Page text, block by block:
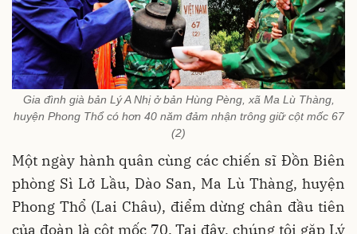
Gia đình già bản Lý A Nhị ở bản Hùng Pèng, xã Ma Lù Thàng,
huyện Phong Thổ có hơn 40 năm đảm nhận trông giữ cột mốc 67
(2)
Một ngày hành quân cùng các chiến sĩ Đồn Biên
phòng Sì Lở Lầu, Dào San, Ma Lù Thàng, huyện
Phong Thổ (Lai Châu), điểm dừng chân đầu tiên
của đoàn là cột mốc 70. Tại đây, chúng tôi gặp Lý